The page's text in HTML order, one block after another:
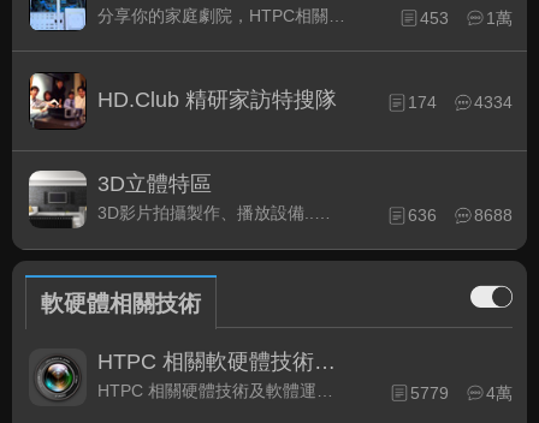
453 1萬
HD.Club 精研家訪特搜隊 174 4334
3D立體特區
3D影片拍攝製作、播放設備..等相關討論 636 8688
軟硬體相關技術
HTPC 相關軟硬體技術及運用
5779 4萬